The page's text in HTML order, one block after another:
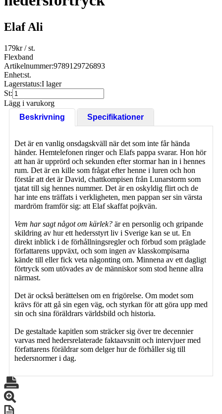
Elaf Ali
179kr/ st.
Flexband
Artikelnummer:9789129726893
Enhet:st.
Lagerstatus:I lager
St:
Lägg i varukorg
Beskrivning
Specifikationer
Det är en vanlig onsdagskväll när det som inte får hända
händer. Hemtelefonen ringer och Elafs pappa svarar. Hon hör
att han är upprörd och sekunden efter stormar han in i hennes
rum. Det är en kille som frågat efter henne i luren och hon
förstår att det är David, chattkompisen från Lunarstorm som
tjatat till sig hennes nummer. Det är en oskyldig flirt och de
har inte ens träffats i verkligheten, men pappan ser sin värsta
mardröm framför sig: att Elaf skaffat pojkvän.
Vem har sagt något om kärlek? är en personlig och gripande
skildring av hur ett hedersstyrt liv i Sverige kan se ut. En
direkt inblick i de förhållningsregler och förbud som präglade
författarens uppväxt, och som ingen av klasskompisarna
kände till eller fick veta någonting om. Minnena av ett dagligt
förtryck som utövades av de människor som stod henne allra
närmast.
Det är också berättelsen om en frigörelse. Om modet som
krävs för att gå sin egen väg, och styrkan för att göra upp med
sin och sina föräldrars världsbild och historia.
De gestaltade kapitlen som sträcker sig över tre decennier
varvas med hedersrelaterade faktaavsnitt och intervjuer med
författarens föräldrar som delger hur de förhåller sig till
hedersnormer i dag.